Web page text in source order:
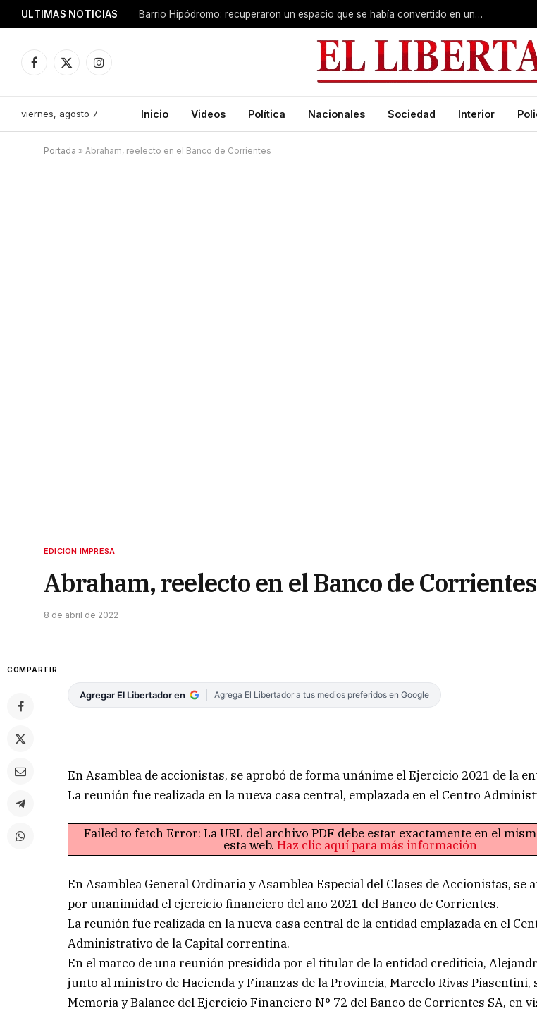
ULTIMAS NOTICIAS Barrio Hipódromo: recuperaron un espacio que se había convertido en un basural
Facebook
X
Instagram
viernes, agosto 7 Inicio Videos Política Nacionales Sociedad Interior
Portada » Abraham, reelecto en el Banco de Corrientes
EDICIÓN IMPRESA
Abraham, reelecto en el Banco de Corrientes
8 de abril de 2022
COMPARTIR
Agregar El Libertador en Agrega El Libertador a tus medios preferidos en Google
En Asamblea de accionistas, se aprobó de forma unánime el Ejercicio 2021 de la
La reunión fue realizada en la nueva casa central, emplazada en el Centro
Failed to fetch Error: La URL del archivo PDF debe estar exactamente en el
esta web. Haz clic aquí para más información
En Asamblea General Ordinaria y Asamblea Especial del Clases de Accionistas, se
por unanimidad el ejercicio financiero del año 2021 del Banco de Corrientes.
La reunión fue realizada en la nueva casa central de la entidad emplazada en el
Administrativo de la Capital correntina.
En el marco de una reunión presidida por el titular de la entidad crediticia,
junto al ministro de Hacienda y Finanzas de la Provincia, Marcelo Rivas Piasentini,
Memoria y Balance del Ejercicio Financiero N° 72 del Banco de Corrientes SA, en